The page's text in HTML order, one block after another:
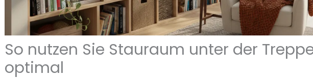
So nutzen Sie Stauraum unter der
optimal